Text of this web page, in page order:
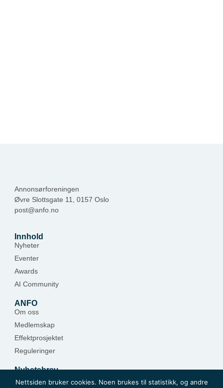
Annonsørforeningen
Øvre Slottsgate 11, 0157 Oslo
post@anfo.no
Innhold
Nyheter
Eventer
Awards
AI Community
ANFO
Om oss
Medlemskap
Effektprosjektet
Reguleringer
Nyhetsbrev
Hold deg oppdatert — meld deg på.
Nettsiden bruker cookies. Noen brukes til statistikk, og andre